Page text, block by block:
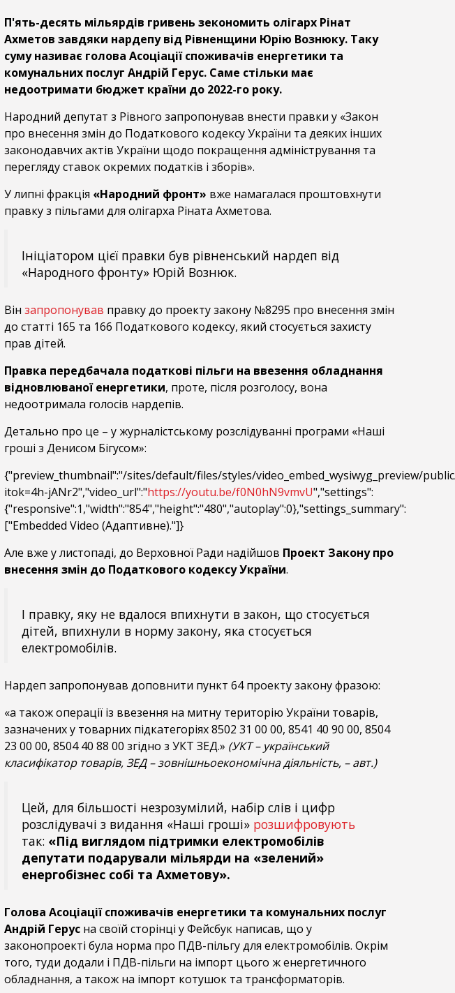
П'ять-десять мільярдів гривень зекономить олігарх Рінат
Ахметов завдяки нардепу від Рівненщини Юрію Вознюку. Таку
суму називає голова Асоціації споживачів енергетики та
комунальних послуг Андрій Герус. Саме стільки має
недоотримати бюджет країни до 2022-го року.
Народний депутат з Рівного запропонував внести правки у «Закон
про внесення змін до Податкового кодексу України та деяких інших
законодавчих актів України щодо покращення адміністрування та
перегляду ставок окремих податків і зборів».
У липні фракція «Народний фронт» вже намагалася проштовхнути
правку з пільгами для олігарха Ріната Ахметова.
Ініціатором цієї правки був рівненський нардеп від
«Народного фронту» Юрій Вознюк.
Він запропонував правку до проекту закону №8295 про внесення змін
до статті 165 та 166 Податкового кодексу, який стосується захисту
прав дітей.
Правка передбачала податкові пільги на ввезення обладнання
відновлюваної енергетики, проте, після розголосу, вона
недоотримала голосів нардепів.
Детально про це – у журналістському розслідуванні програми «Наші
гроші з Денисом Бігусом»:
{"preview_thumbnail":"/sites/default/files/styles/video_embed_wysiwyg_preview/
itok=4h-jANr2","video_url":"https://youtu.be/f0N0hN9vmvU","settings":
{"responsive":1,"width":"854","height":"480","autoplay":0},"settings_summary":
["Embedded Video (Адаптивне)."]}
Але вже у листопаді, до Верховної Ради надійшов Проект Закону про
внесення змін до Податкового кодексу України.
І правку, яку не вдалося впихнути в закон, що стосується
дітей, впихнули в норму закону, яка стосується
електромобілів.
Нардеп запропонував доповнити пункт 64 проекту закону фразою:
«а також операції із ввезення на митну територію України товарів,
зазначених у товарних підкатегоріях 8502 31 00 00, 8541 40 90 00, 8504
23 00 00, 8504 40 88 00 згідно з УКТ ЗЕД.» (УКТ – український
класифікатор товарів, ЗЕД – зовнішньоекономічна діяльність, – авт.)
Цей, для більшості незрозумілий, набір слів і цифр
розслідувачі з видання «Наші гроші» розшифровують
так: «Під виглядом підтримки електромобілів
депутати подарували мільярди на «зелений»
енергобізнес собі та Ахметову».
Голова Асоціації споживачів енергетики та комунальних послуг
Андрій Герус на своїй сторінці у Фейсбук написав, що у
законопроекті була норма про ПДВ-пільгу для електромобілів. Окрім
того, туди додали і ПДВ-пільги на імпорт цього ж енергетичного
обладнання, а також на імпорт котушок та трансформаторів.